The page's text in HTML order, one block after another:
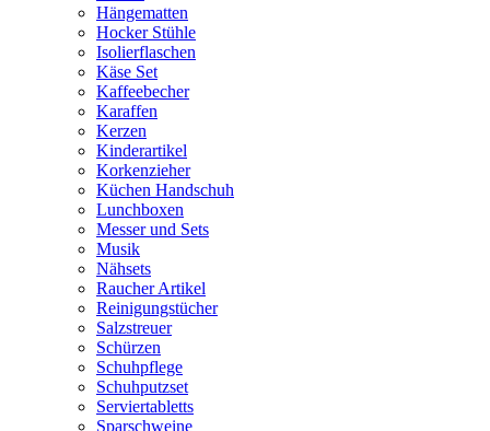
Hängematten
Hocker Stühle
Isolierflaschen
Käse Set
Kaffeebecher
Karaffen
Kerzen
Kinderartikel
Korkenzieher
Küchen Handschuh
Lunchboxen
Messer und Sets
Musik
Nähsets
Raucher Artikel
Reinigungstücher
Salzstreuer
Schürzen
Schuhpflege
Schuhputzset
Serviertabletts
Sparschweine